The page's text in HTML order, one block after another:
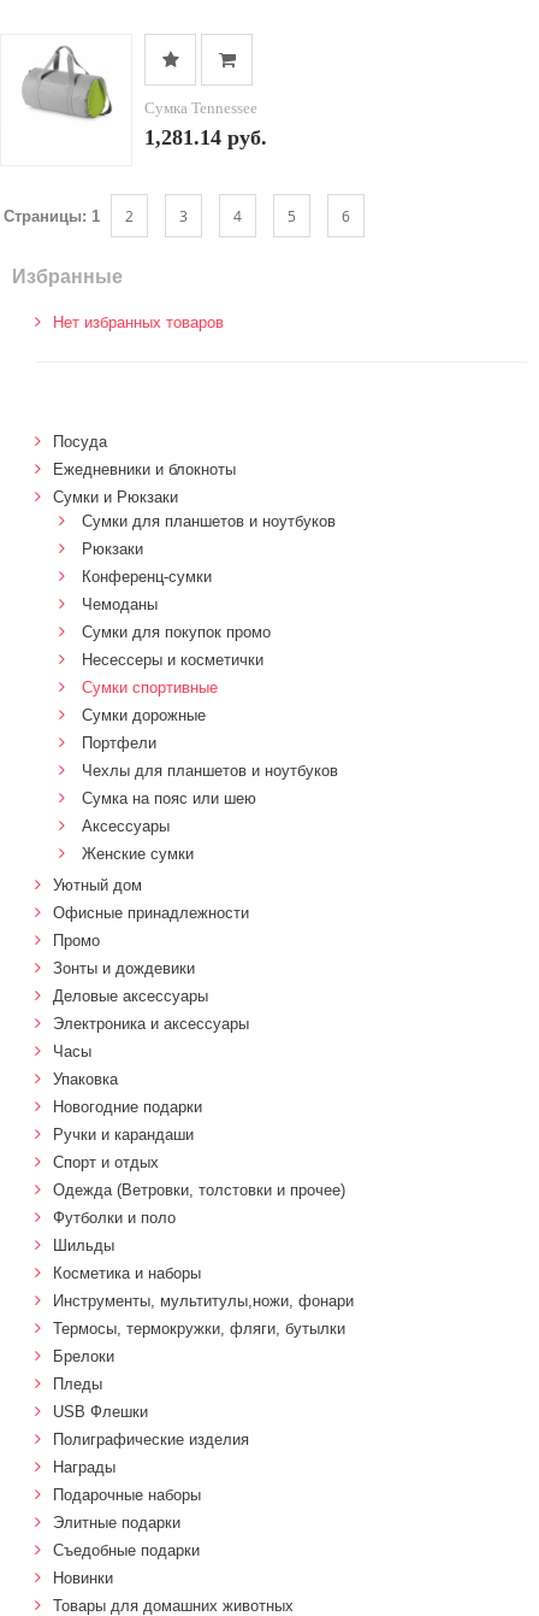
Сумка Tennessee
1,281.14 руб.
Страницы: 1 2 3 4 5 6
Избранные
Нет избранных товаров
Посуда
Ежедневники и блокноты
Сумки и Рюкзаки
Сумки для планшетов и ноутбуков
Рюкзаки
Конференц-сумки
Чемоданы
Сумки для покупок промо
Несессеры и косметички
Сумки спортивные
Сумки дорожные
Портфели
Чехлы для планшетов и ноутбуков
Сумка на пояс или шею
Аксессуары
Женские сумки
Уютный дом
Офисные принадлежности
Промо
Зонты и дождевики
Деловые аксессуары
Электроника и аксессуары
Часы
Упаковка
Новогодние подарки
Ручки и карандаши
Спорт и отдых
Одежда (Ветровки, толстовки и прочее)
Футболки и поло
Шильды
Косметика и наборы
Инструменты, мультитулы,ножи, фонари
Термосы, термокружки, фляги, бутылки
Брелоки
Пледы
USB Флешки
Полиграфические изделия
Награды
Подарочные наборы
Элитные подарки
Cъедобные подарки
Новинки
Товары для домашних животных